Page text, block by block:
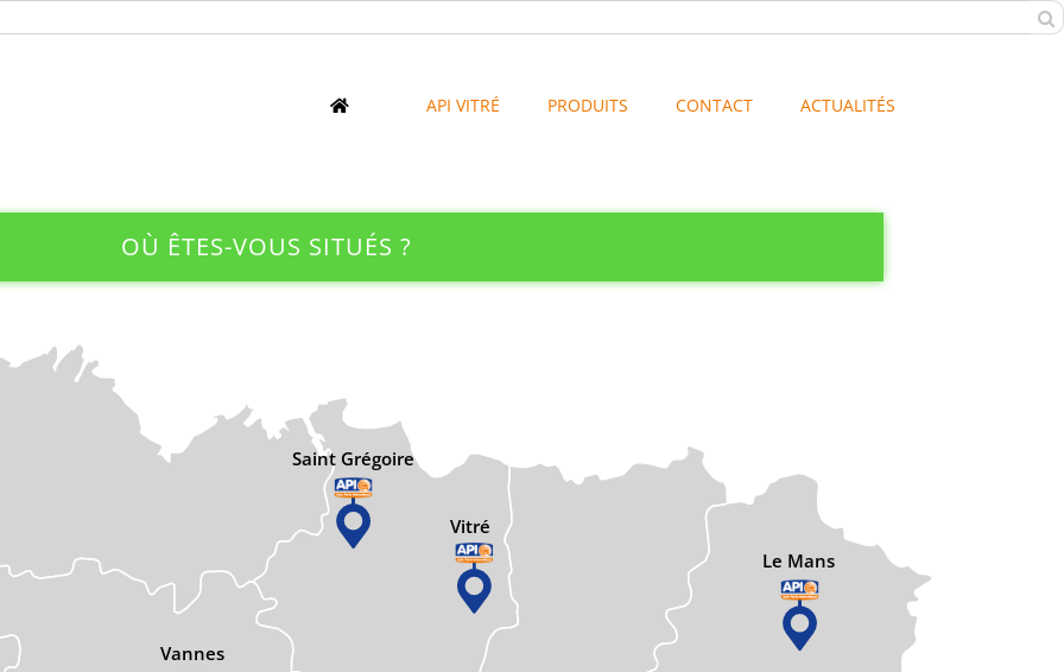
API VITRÉ PRODUITS CONTACT ACTUALITÉS
OÙ ÊTES-VOUS SITUÉS ?
Vannes
Saint Grégoire
Vitré
Le Mans